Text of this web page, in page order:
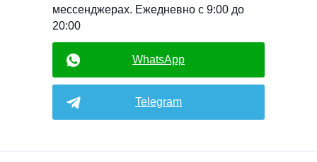
мессенджерах. Ежедневно с 9:00 до
20:00
Telegram
WhatsApp